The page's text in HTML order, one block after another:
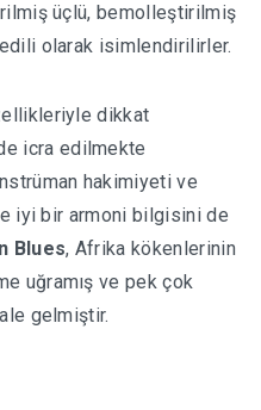
üçlü, bemolleştirilmiş
olarak isimlendirilirler.
dikkat
icra edilmekte
hakimiyeti ve
iyi bir armoni bilgisini de
Blues, Afrika kökenlerinin
uğramış ve pek çok
gelmiştir.